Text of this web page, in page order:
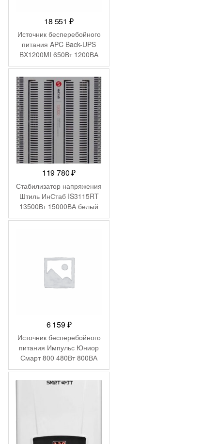
18 551₽
Источник бесперебойного
питания APC Back-UPS
BX1200MI 650Вт 1200ВА
черный
119 780₽
Стабилизатор напряжения
Штиль ИнСтаб IS3115RT
13500Вт 15000ВА белый
6 159₽
Источник бесперебойного
питания Импульс Юниор
Смарт 800 480Вт 800ВА
черный